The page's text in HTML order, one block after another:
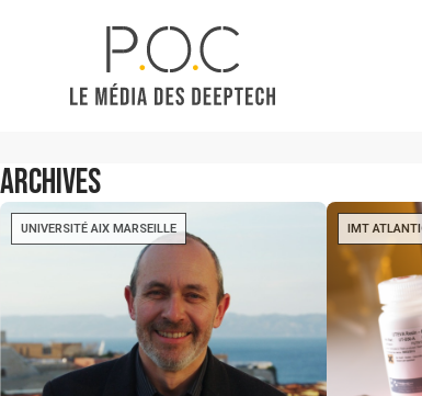
Archives
UNIVERSITÉ AIX MARSEILLE IMT